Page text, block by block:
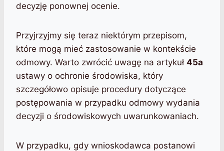
decyzję ponownej ocenie.
Przyjrzyjmy się teraz niektórym przepisom,
które mogą mieć zastosowanie w kontekście
odmowy. Warto zwrócić uwagę na artykuł 45a
ustawy o ochronie środowiska, który
szczegółowo opisuje procedury dotyczące
postępowania w przypadku odmowy wydania
decyzji o środowiskowych uwarunkowaniach.
W przypadku, gdy wnioskodawca postanowi